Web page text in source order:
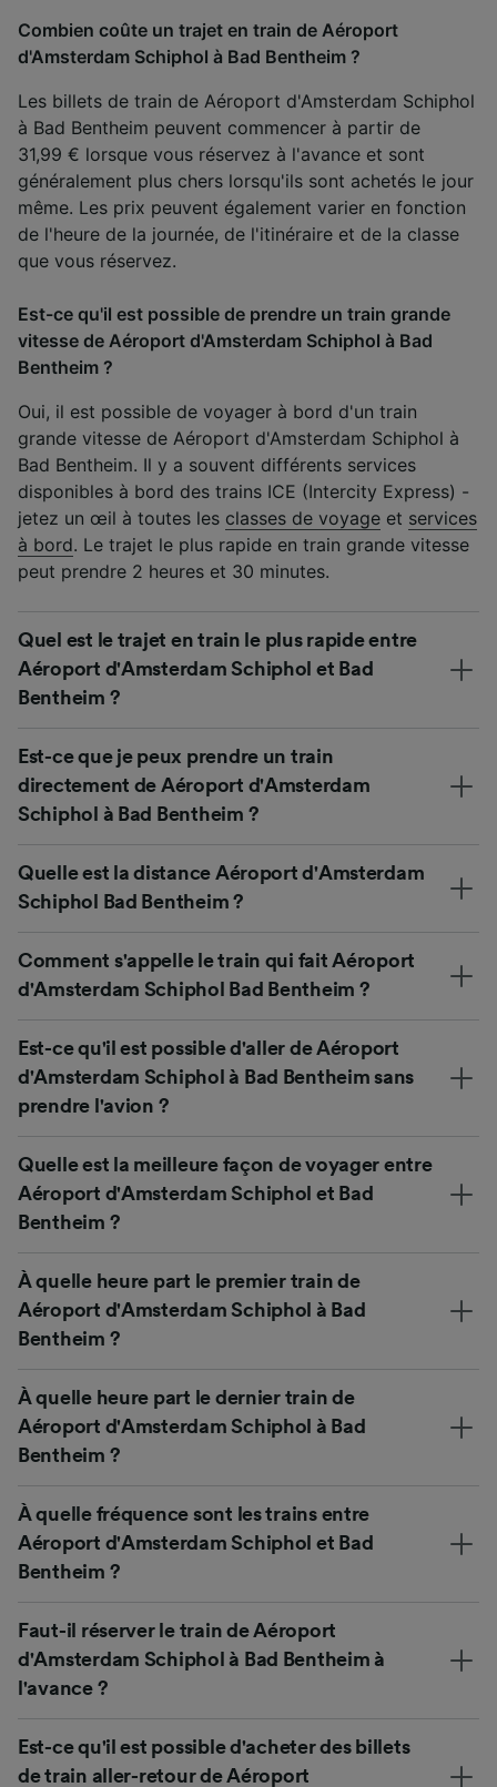
Combien coûte un trajet en train de Aéroport
d'Amsterdam Schiphol à Bad Bentheim ?
Les billets de train de Aéroport d'Amsterdam Schiphol
à Bad Bentheim peuvent commencer à partir de
31,99 € lorsque vous réservez à l'avance et sont
généralement plus chers lorsqu'ils sont achetés le jour
même. Les prix peuvent également varier en fonction
de l'heure de la journée, de l'itinéraire et de la classe
que vous réservez.
Est-ce qu'il est possible de prendre un train grande
vitesse de Aéroport d'Amsterdam Schiphol à Bad
Bentheim ?
Oui, il est possible de voyager à bord d'un train
grande vitesse de Aéroport d'Amsterdam Schiphol à
Bad Bentheim. Il y a souvent différents services
disponibles à bord des trains ICE (Intercity Express) -
jetez un œil à toutes les classes de voyage et services
à bord. Le trajet le plus rapide en train grande vitesse
peut prendre 2 heures et 30 minutes.
Quel est le trajet en train le plus rapide entre
Aéroport d'Amsterdam Schiphol et Bad
Bentheim ?
Est-ce que je peux prendre un train
directement de Aéroport d'Amsterdam
Schiphol à Bad Bentheim ?
Quelle est la distance Aéroport d'Amsterdam
Schiphol Bad Bentheim ?
Comment s'appelle le train qui fait Aéroport
d'Amsterdam Schiphol Bad Bentheim ?
Est-ce qu'il est possible d'aller de Aéroport
d'Amsterdam Schiphol à Bad Bentheim sans
prendre l'avion ?
Quelle est la meilleure façon de voyager entre
Aéroport d'Amsterdam Schiphol et Bad
Bentheim ?
À quelle heure part le premier train de
Aéroport d'Amsterdam Schiphol à Bad
Bentheim ?
À quelle heure part le dernier train de
Aéroport d'Amsterdam Schiphol à Bad
Bentheim ?
À quelle fréquence sont les trains entre
Aéroport d'Amsterdam Schiphol et Bad
Bentheim ?
Faut-il réserver le train de Aéroport
d'Amsterdam Schiphol à Bad Bentheim à
l'avance ?
Est-ce qu'il est possible d'acheter des billets
de train aller-retour de Aéroport